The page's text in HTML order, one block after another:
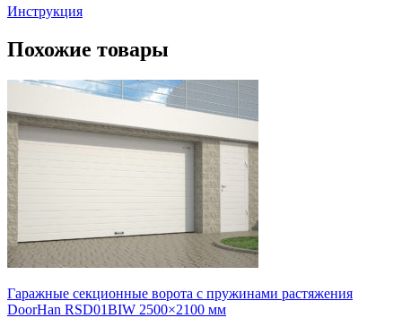
Инструкция
Похожие товары
Гаражные секционные ворота с пружинами растяжения
DoorHan RSD01BIW 2500×2100 мм